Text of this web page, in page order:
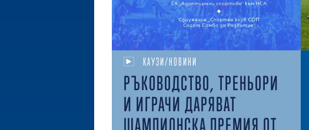
КАУЗИ/НОВИНИ
РЪКОВОДСТВО, ТРЕНЬОРИ
И ИГРАЧИ ДАРЯВАТ
ШАМПИОНСКА ПРЕМИЯ ОТ